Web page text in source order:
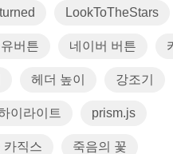
LookToTheStars
버튼 네이버 버튼
헤더 높이 강조기
이라이트 prism.js
카직스 죽음의 꽃